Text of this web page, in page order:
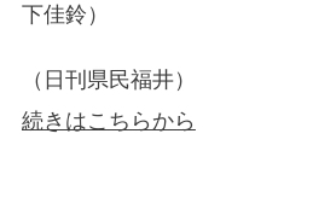
下佳鈴）
（日刊県民福井）
続きはこちらから